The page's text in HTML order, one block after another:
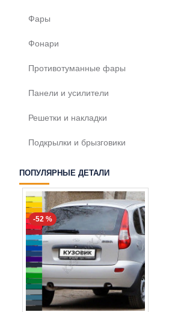
Фары
Фонари
Противотуманные фары
Панели и усилители
Решетки и накладки
Подкрылки и брызговики
ПОПУЛЯРНЫЕ ДЕТАЛИ
-52 %